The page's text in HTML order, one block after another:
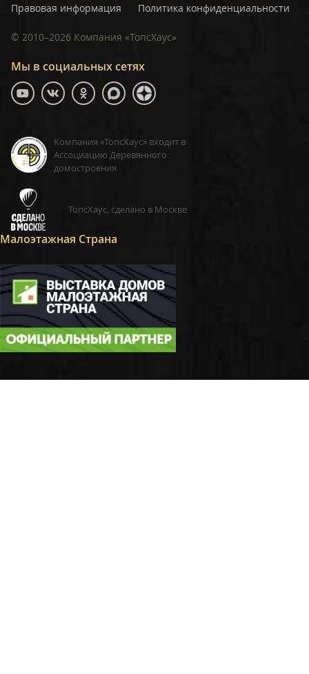
Мы в социальных сетях
Компания «ТопсХаус» входит в
Ассоциацию Деревянного
домостроения
ТопсХаус, сделано в Москве
Малоэтажная Страна
Правовая информация Политика конфиденциальности
© 2010–2026 Компания «ТопсХаус»